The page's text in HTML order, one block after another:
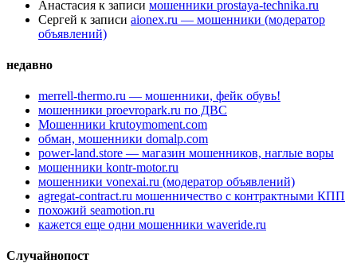
Анастасия к записи мошенники prostaya-technika.ru
Сергей к записи aionex.ru — мошенники (модератор
объявлений)
недавно
merrell-thermo.ru — мошенники, фейк обувь!
мошенники proevropark.ru по ДВС
Мошенники krutoymoment.com
обман, мошенники domalp.com
power-land.store — магазин мошенников, наглые воры
мошенники kontr-motor.ru
мошенники vonexai.ru (модератор объявлений)
agregat-contract.ru мошенничество с контрактными КПП
похожий seamotion.ru
кажется еще одни мошенники waveride.ru
Случайнопост